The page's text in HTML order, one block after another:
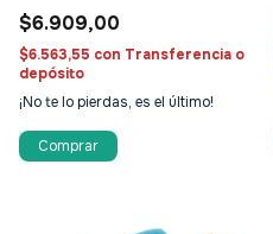
$6.909,00
$6.563,55 con Transferencia o
depósito
¡No te lo pierdas, es el último!